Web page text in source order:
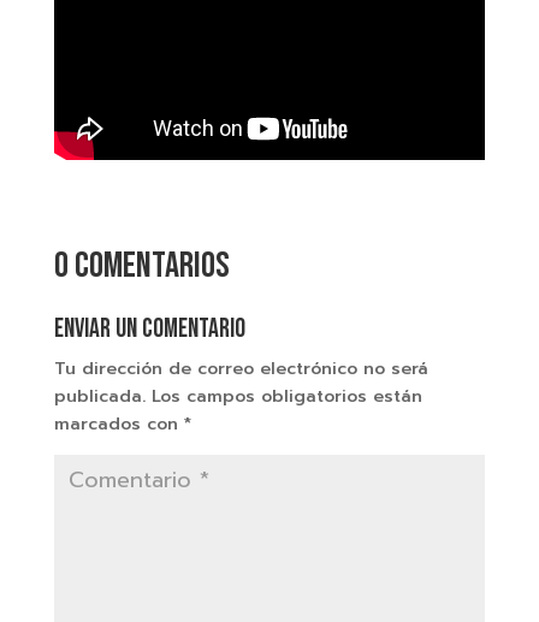
0 comentarios
Enviar un comentario
Tu dirección de correo electrónico no será
publicada. Los campos obligatorios están
marcados con *